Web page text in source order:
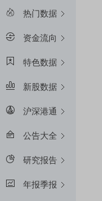
热门数据
资金流向
特色数据
新股数据
沪深港通
公告大全
研究报告
年报季报